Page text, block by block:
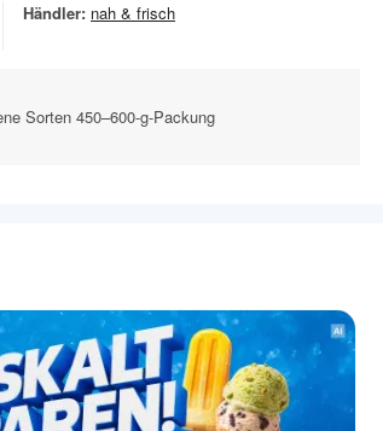
Händler: nah & frisch
Sorten 450–600-g-Packung